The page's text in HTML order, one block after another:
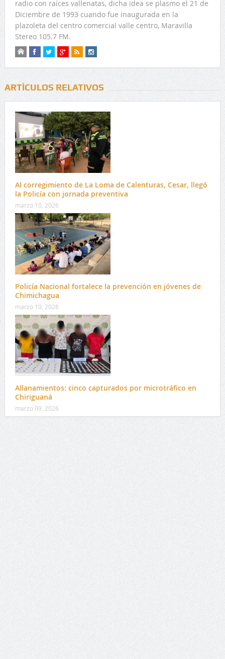
radio con raíces vallenatas, dicha idea se plasmo el 21 de
Diciembre de 1993 cuando fue inaugurada en la
plazoleta del centro comercial valle centro, Maravilla
Stereo 105.7 FM.
ARTÍCULOS RELATIVOS
Al corregimiento de La Loma de Calenturas, Cesar, llegó
la Policía con jornada preventiva
marzo 10, 2026
Policía Nacional fortalece la prevención en jóvenes de
Chimichagua
marzo 10, 2026
Allanamientos: cinco capturados por microtráfico en
Chiriguaná
marzo 09, 2026